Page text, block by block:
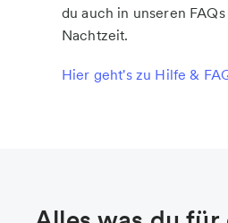
du auch in unseren
Nachtzeit.
Hier geht's zu Hilfe &